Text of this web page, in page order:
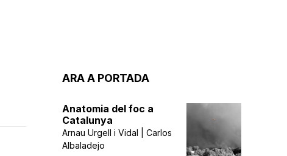
ARA A PORTADA
Anatomia del foc a
Catalunya
Arnau Urgell i Vidal | Carlos
Albaladejo